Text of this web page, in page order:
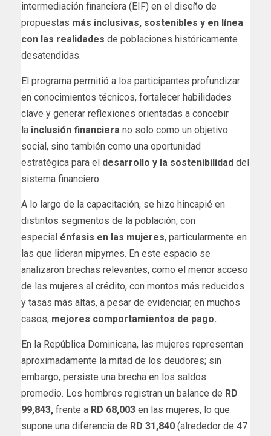
intermediación financiera (EIF) en el diseño de
propuestas más inclusivas, sostenibles y en línea
con las realidades de poblaciones históricamente
desatendidas.
El programa permitió a los participantes profundizar
en conocimientos técnicos, fortalecer habilidades
clave y generar reflexiones orientadas a concebir
la inclusión financiera no solo como un objetivo
social, sino también como una oportunidad
estratégica para el desarrollo y la sostenibilidad del
sistema financiero.
A lo largo de la capacitación, se hizo hincapié en
distintos segmentos de la población, con
especial énfasis en las mujeres, particularmente en
las que lideran mipymes. En este espacio se
analizaron brechas relevantes, como el menor acceso
de las mujeres al crédito, con montos más reducidos
y tasas más altas, a pesar de evidenciar, en muchos
casos, mejores comportamientos de pago.
En la República Dominicana, las mujeres representan
aproximadamente la mitad de los deudores; sin
embargo, persiste una brecha en los saldos
promedio. Los hombres registran un balance de RD
99,843, frente a RD 68,003 en las mujeres, lo que
supone una diferencia de RD 31,840 (alrededor de 47